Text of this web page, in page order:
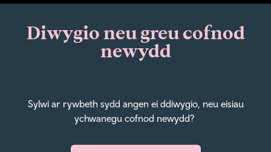
Diwygio neu greu cofnod
newydd
Sylwi ar rywbeth sydd angen ei ddiwygio, neu eisiau
ychwanegu cofnod newydd?